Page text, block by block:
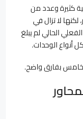
كثيرة وعدد من
لا تزال في
الحالي لم يبلغ
أنواع الوحدات.
بفارق واضح.